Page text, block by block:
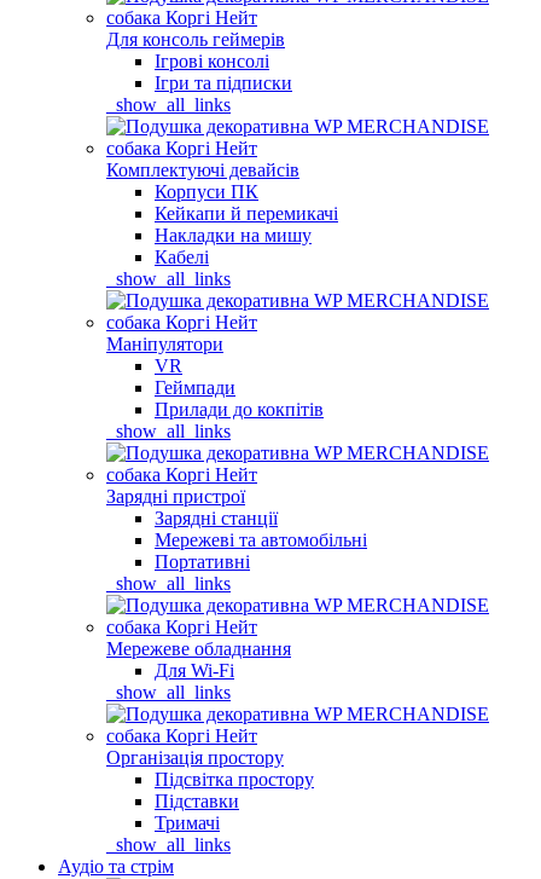
Для консоль геймерів
Ігрові консолі
Ігри та підписки
_show_all_links
Комплектуючі девайсів
Корпуси ПК
Кейкапи й перемикачі
Накладки на мишу
Кабелі
_show_all_links
Маніпулятори
VR
Геймпади
Прилади до кокпітів
_show_all_links
Зарядні пристрої
Зарядні станції
Мережеві та автомобільні
Портативні
_show_all_links
Мережеве обладнання
Для Wi-Fi
_show_all_links
Організація простору
Підсвітка простору
Підставки
Тримачі
_show_all_links
Аудіо та стрім